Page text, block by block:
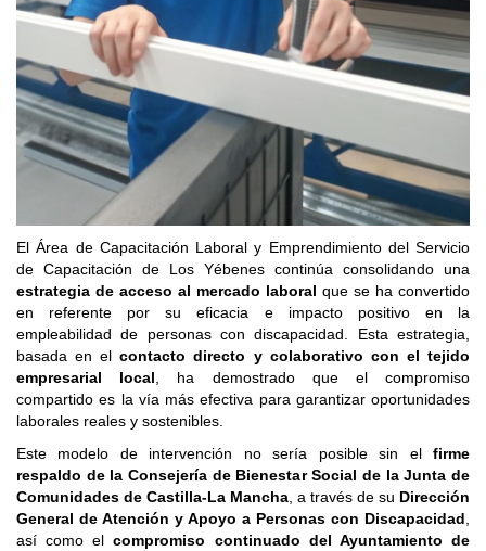
El Área de Capacitación Laboral y Emprendimiento del Servicio
de Capacitación de Los Yébenes continúa consolidando una
estrategia de acceso al mercado laboral que se ha convertido
en referente por su eficacia e impacto positivo en la
empleabilidad de personas con discapacidad. Esta estrategia,
basada en elcontacto directo y colaborativo con el tejido
empresarial local , ha demostrado que el compromiso
compartido es la vía más efectiva para garantizar oportunidades
laborales reales y sostenibles.
Este modelo de intervención no sería posible sin el firme
respaldo de la Consejería de Bienestar Social de la Junta de
Comunidades de Castilla-La Mancha , a través de su Dirección
General de Atención y Apoyo a Personas con Discapacidad
así como elcompromiso continuado del Ayuntamiento de